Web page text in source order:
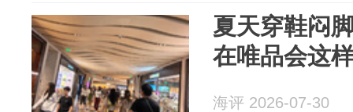
夏天穿鞋闷
在唯品会这
海评 2026-07-30